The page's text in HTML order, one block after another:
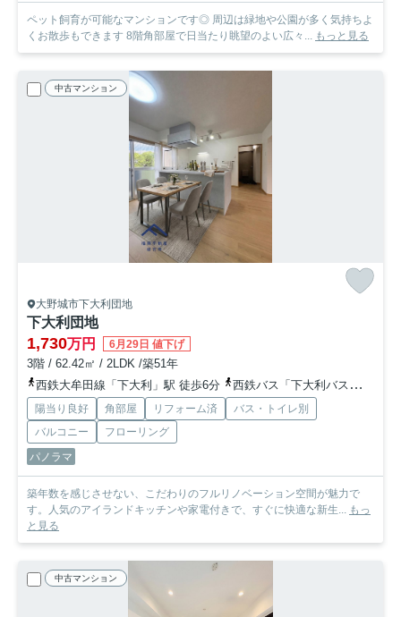
ペット飼育が可能なマンションです◎ 周辺は緑地や公園が多く気持ちよ
くお散歩もできます 8階角部屋で日当たり眺望のよい広々...
もっと見る
中古マンション
大野城市下大利団地
下大利団地
1,730万円 6月29日 値下げ
3階 / 62.42㎡ / 2LDK /築51年
西鉄大牟田線「下大利」駅 徒歩6分
西鉄バス「下大利バス停 」バス停下車 徒歩4分
陽当り良好 角部屋 リフォーム済
バス・トイレ別
バルコニー
フローリング
パノラマ
築年数を感じさせない、こだわりのフルリノベーション空間が魅力で
す。人気のアイランドキッチンや家電付きで、すぐに快適な新生... もっ
と見る
中古マンション